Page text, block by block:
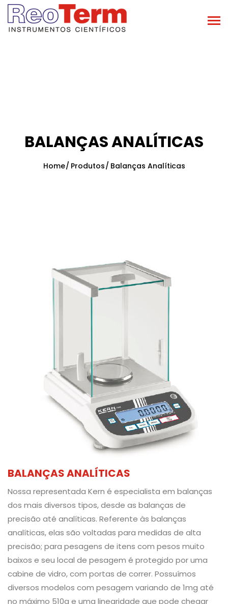
BALANÇAS ANALÍTICAS
Home Produtos Balanças Analíticas
BALANÇAS ANALÍTICAS
Nossa representada Kern é especialista em balanças
dos mais diversos tipos, desde as balanças de
precisão até analíticas. Referente às balanças
analíticas, elas são voltadas para medidas de alta
precisão; para pesagens de itens com pesos muito
baixos e seu local de pesagem é protegido por uma
cabine de vidro, com portas de correr. Possuímos
diversos modelos com pesagem variando de 1mg até
no máximo 510g e uma linearidade que pode chegar